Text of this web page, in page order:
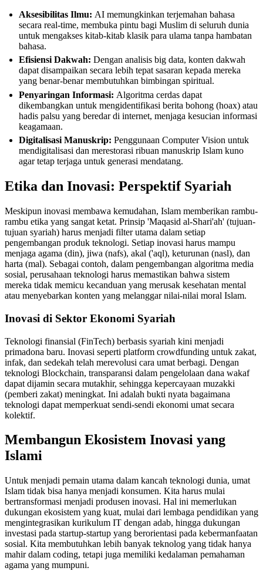
Aksesibilitas Ilmu: AI memungkinkan terjemahan bahasa
secara real-time, membuka pintu bagi Muslim di seluruh dunia
untuk mengakses kitab-kitab klasik para ulama tanpa hambatan
bahasa.
Efisiensi Dakwah: Dengan analisis big data, konten dakwah
dapat disampaikan secara lebih tepat sasaran kepada mereka
yang benar-benar membutuhkan bimbingan spiritual.
Penyaringan Informasi: Algoritma cerdas dapat
dikembangkan untuk mengidentifikasi berita bohong (hoax) atau
hadis palsu yang beredar di internet, menjaga kesucian informasi
keagamaan.
Digitalisasi Manuskrip: Penggunaan Computer Vision untuk
mendigitalisasi dan merestorasi ribuan manuskrip Islam kuno
agar tetap terjaga untuk generasi mendatang.
Etika dan Inovasi: Perspektif Syariah
Meskipun inovasi membawa kemudahan, Islam memberikan rambu-
rambu etika yang sangat ketat. Prinsip 'Maqasid al-Shari'ah' (tujuan-
tujuan syariah) harus menjadi filter utama dalam setiap
pengembangan produk teknologi. Setiap inovasi harus mampu
menjaga agama (din), jiwa (nafs), akal ('aql), keturunan (nasl), dan
harta (mal). Sebagai contoh, dalam pengembangan algoritma media
sosial, perusahaan teknologi harus memastikan bahwa sistem
mereka tidak memicu kecanduan yang merusak kesehatan mental
atau menyebarkan konten yang melanggar nilai-nilai moral Islam.
Inovasi di Sektor Ekonomi Syariah
Teknologi finansial (FinTech) berbasis syariah kini menjadi
primadona baru. Inovasi seperti platform crowdfunding untuk zakat,
infak, dan sedekah telah merevolusi cara umat berbagi. Dengan
teknologi Blockchain, transparansi dalam pengelolaan dana wakaf
dapat dijamin secara mutakhir, sehingga kepercayaan muzakki
(pemberi zakat) meningkat. Ini adalah bukti nyata bagaimana
teknologi dapat memperkuat sendi-sendi ekonomi umat secara
kolektif.
Membangun Ekosistem Inovasi yang
Islami
Untuk menjadi pemain utama dalam kancah teknologi dunia, umat
Islam tidak bisa hanya menjadi konsumen. Kita harus mulai
bertransformasi menjadi produsen inovasi. Hal ini memerlukan
dukungan ekosistem yang kuat, mulai dari lembaga pendidikan yang
mengintegrasikan kurikulum IT dengan adab, hingga dukungan
investasi pada startup-startup yang berorientasi pada kebermanfaatan
sosial. Kita membutuhkan lebih banyak teknolog yang tidak hanya
mahir dalam coding, tetapi juga memiliki kedalaman pemahaman
agama yang mumpuni.